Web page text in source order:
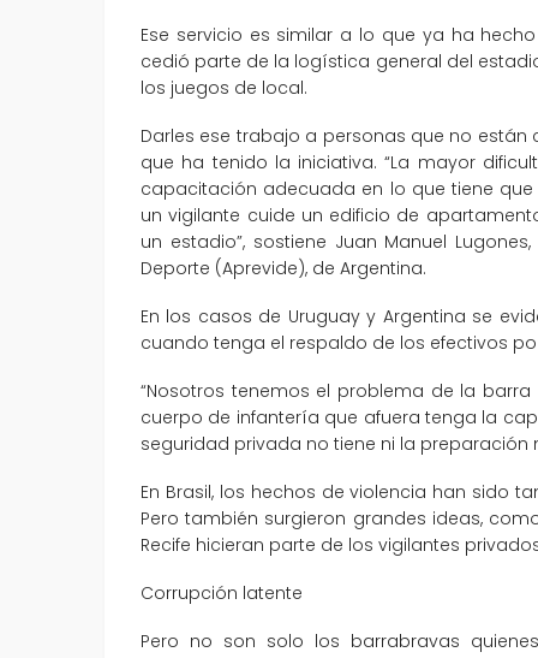
Ese servicio es similar a lo que ya ha
cedió parte de la logística general del
los juegos de local.
Darles ese trabajo a personas que no
que ha tenido la iniciativa. “La mayor
capacitación adecuada en lo que tiene
un vigilante cuide un edificio de
un estadio”, sostiene Juan Manuel
Deporte (Aprevide), de Argentina.
En los casos de Uruguay y Argentina se
cuando tenga el respaldo de los efectivos
“Nosotros tenemos el problema de la
cuerpo de infantería que afuera tenga la
seguridad privada no tiene ni la preparación
En Brasil, los hechos de violencia han sido
Pero también surgieron grandes ideas,
Recife hicieran parte de los vigilantes
Corrupción latente
Pero no son solo los barrabravas